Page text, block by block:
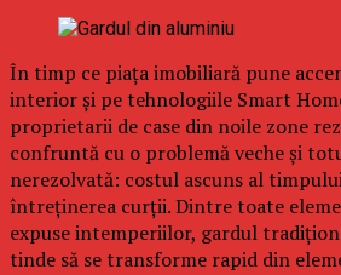
În timp ce piața imobiliară pune
interior și pe tehnologiile Smart
proprietarii de case din noile zone
confruntă cu o problemă veche și
nerezolvată: costul ascuns al
întreținerea curții. Dintre toate
expuse intemperiilor, gardul
tinde să se transforme rapid din